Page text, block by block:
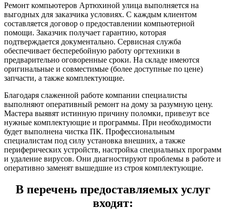
Ремонт компьютеров Артюхиной улица выполняется на
выгодных для заказчика условиях. С каждым клиентом
составляется договор о предоставлении компьютерной
помощи. Заказчик получает гарантию, которая
подтверждается документально. Сервисная служба
обеспечивает бесперебойную работу оргтехники в
предварительно оговоренные сроки. На складе имеются
оригинальные и совместимые (более доступные по цене)
запчасти, а также комплектующие.
Благодаря слаженной работе компании специалисты
выполняют оперативный ремонт на дому за разумную цену.
Мастера выявят истинную причину поломки, привезут все
нужные комплектующие и программы. При необходимости
будет выполнена чистка ПК. Профессиональным
специалистам под силу установка внешних, а также
периферических устройств, настройка специальных программ
и удаление вирусов. Они диагностируют проблемы в работе и
оперативно заменят вышедшие из строя комплектующие.
В перечень предоставляемых услуг
входят: